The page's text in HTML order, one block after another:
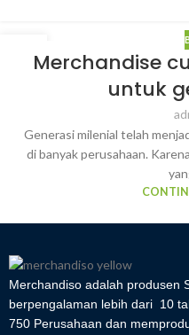
07Merchandise
untuk
Generasi milenial telah
di banyak perusahaan.
Merchandiso adalah produsen
berpengalaman lebih dari 10
750 Perusahaan dan